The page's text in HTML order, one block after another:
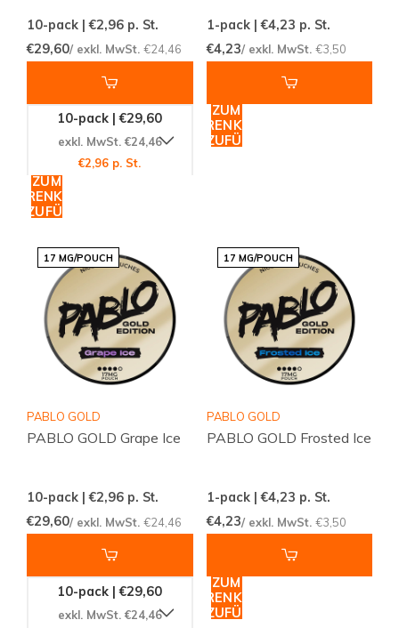
10-pack | €2,96 p. St.
€29,60/ exkl. MwSt. €24,46
10-pack | €29,60
exkl. MwSt. €24,46
€2,96 p. St.
ZUM
WARENKORB
HINZUFÜGEN
1-pack | €4,23 p. St.
€4,23/ exkl. MwSt. €3,50
ZUM
WARENKORB
HINZUFÜGEN
17 MG/POUCH
PABLO GOLD
PABLO GOLD Grape Ice
10-pack | €2,96 p. St.
€29,60/ exkl. MwSt. €24,46
10-pack | €29,60
exkl. MwSt. €24,46
17 MG/POUCH
PABLO GOLD
PABLO GOLD Frosted Ice
1-pack | €4,23 p. St.
€4,23/ exkl. MwSt. €3,50
ZUM
WARENKORB
HINZUFÜGEN